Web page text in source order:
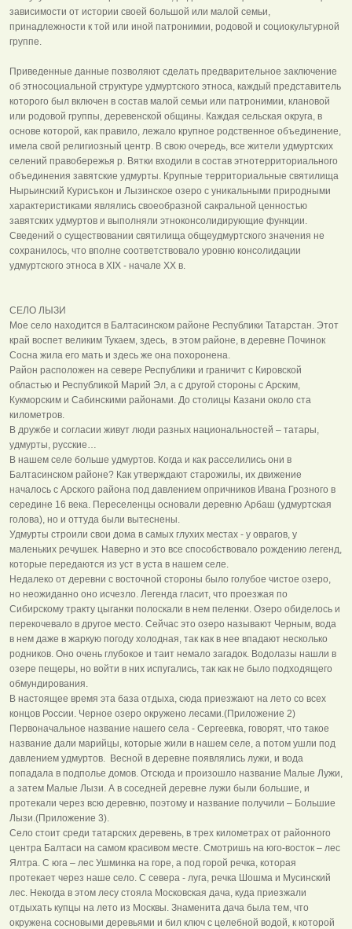
зависимости от истории своей большой или малой семьи,
принадлежности к той или иной патронимии, родовой и социокультурной
группе.
Приведенные данные позволяют сделать предварительное заключение
об этносоциальной структуре удмуртского этноса, каждый представитель
которого был включен в состав малой семьи или патронимии, клановой
или родовой группы, деревенской общины. Каждая сельская округа, в
основе которой, как правило, лежало крупное родственное объединение,
имела свой религиозный центр. В свою очередь, все жители удмуртских
селений правобережья р. Вятки входили в состав этнотерриториального
объединения завятские удмурты. Крупные территориальные святилища
Нырьинский Курисъкон и Лызинское озеро с уникальными природными
характеристиками являлись своеобразной сакральной ценностью
завятских удмуртов и выполняли этноконсолидирующие функции.
Сведений о существовании святилища общеудмуртского значения не
сохранилось, что вполне соответствовало уровню консолидации
удмуртского этноса в XIX - начале XX в.
СЕЛО ЛЫЗИ
Мое село находится в Балтасинском районе Республики Татарстан. Этот
край воспет великим Тукаем, здесь, в этом районе, в деревне Починок
Сосна жила его мать и здесь же она похоронена.
Район расположен на севере Республики и граничит с Кировской
областью и Республикой Марий Эл, а с другой стороны с Арским,
Кукморским и Сабинскими районами. До столицы Казани около ста
километров.
В дружбе и согласии живут люди разных национальностей – татары,
удмурты, русские…
В нашем селе больше удмуртов. Когда и как расселились они в
Балтасинском районе? Как утверждают старожилы, их движение
началось с Арского района под давлением опричников Ивана Грозного в
середине 16 века. Переселенцы основали деревню Арбаш (удмуртская
голова), но и оттуда были вытеснены.
Удмурты строили свои дома в самых глухих местах - у оврагов, у
маленьких речушек. Наверно и это все способствовало рождению легенд,
которые передаются из уст в уста в нашем селе.
Недалеко от деревни с восточной стороны было голубое чистое озеро,
но неожиданно оно исчезло. Легенда гласит, что проезжая по
Сибирскому тракту цыганки полоскали в нем пеленки. Озеро обиделось и
перекочевало в другое место. Сейчас это озеро называют Черным, вода
в нем даже в жаркую погоду холодная, так как в нее впадают несколько
родников. Оно очень глубокое и таит немало загадок. Водолазы нашли в
озере пещеры, но войти в них испугались, так как не было подходящего
обмундирования.
В настоящее время эта база отдыха, сюда приезжают на лето со всех
концов России. Черное озеро окружено лесами.(Приложение 2)
Первоначальное название нашего села - Сергеевка, говорят, что такое
название дали марийцы, которые жили в нашем селе, а потом ушли под
давлением удмуртов. Весной в деревне появлялись лужи, и вода
попадала в подполье домов. Отсюда и произошло название Малые Лужи,
а затем Малые Лызи. А в соседней деревне лужи были большие, и
протекали через всю деревню, поэтому и название получили – Большие
Лызи.(Приложение 3).
Село стоит среди татарских деревень, в трех километрах от районного
центра Балтаси на самом красивом месте. Смотришь на юго-восток – лес
Ялтра. С юга – лес Ушминка на горе, а под горой речка, которая
протекает через наше село. С севера - луга, речка Шошма и Мусинский
лес. Некогда в этом лесу стояла Московская дача, куда приезжали
отдыхать купцы на лето из Москвы. Знаменита дача была тем, что
окружена сосновыми деревьями и бил ключ с целебной водой, к которой